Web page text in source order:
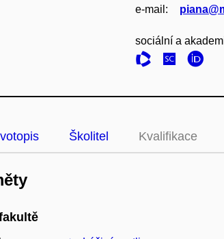
e‑mail:
sociální a
Školitel Kvalifikace